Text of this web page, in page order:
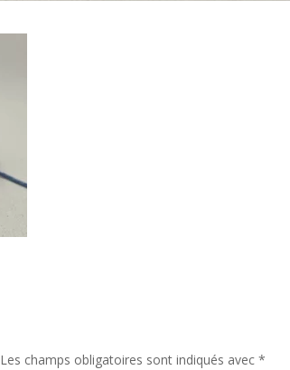
Les champs obligatoires sont indiqués avec*